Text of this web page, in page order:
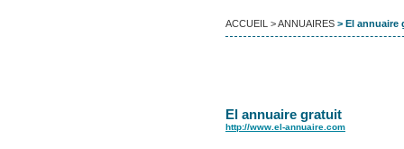
ACCUEIL >ANNUAIRES > El annuaire
El annuaire gratuit
http://www.el-annuaire.com